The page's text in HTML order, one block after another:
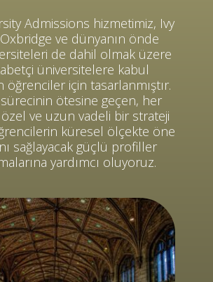
Admissions hizmetimiz, Ivy
ve dünyanın önde
de dahil olmak üzere
üniversitelere kabul
öğrenciler için tasarlanmıştır.
ötesine geçen, her
ve uzun vadeli bir strateji
küresel ölçekte öne
sağlayacak güçlü profiller
yardımcı oluyoruz.